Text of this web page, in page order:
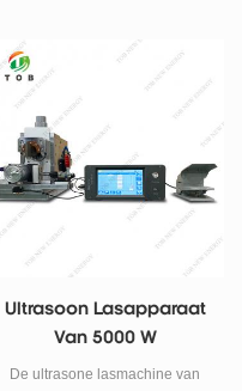
aluminiumfoliekathode-
elektrodeplaten aluminiumfolie
en al tab op stroomcollectoren
om li-ionzakjescellen en
cilindercellen voor te bereiden in
r & amp; d-laboratoria en
productielijnen.
Ultrasoon Lasapparaat
Van 5000 W
De ultrasone lasmachine van